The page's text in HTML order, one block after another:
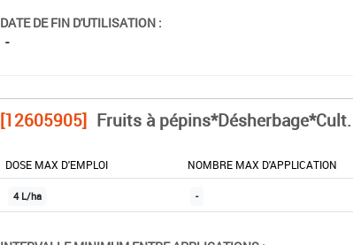
DATE DE FIN D'UTILISATION :
-
[12605905] Fruits à
DOSE MAX D'EMPLOI NOMBRE MAX D'APPLICATION
4 L/ha -